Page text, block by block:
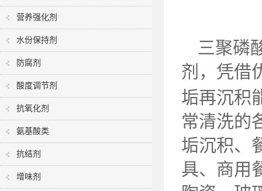
营养强化剂
水份保持剂
防腐剂
酸度调节剂
抗氧化剂
氨基酸类
抗结剂
增味剂
三聚磷
剂，凭借
垢再沉积
常清洗的
垢沉积、
具、商用